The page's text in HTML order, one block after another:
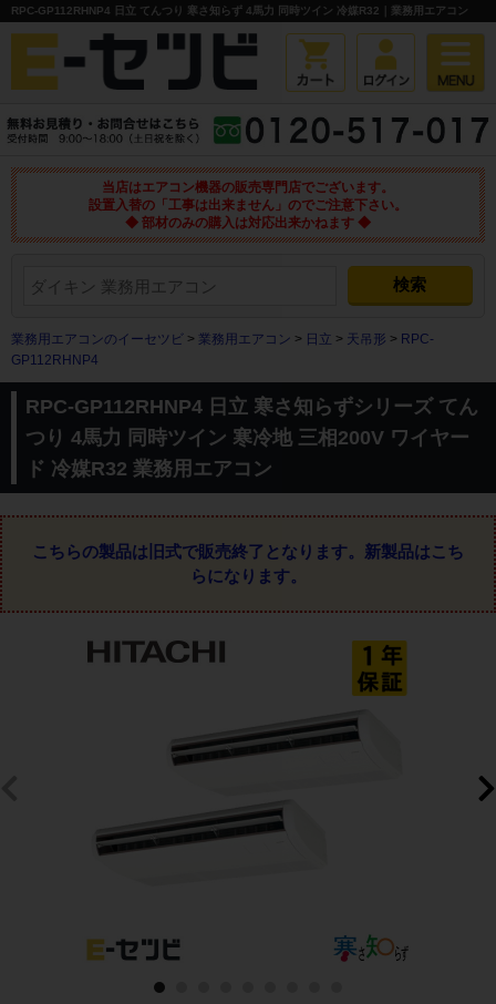
RPC-GP112RHNP4 日立 てんつり 寒さ知らず 4馬力 同時ツイン 冷媒R32｜業務用エアコン
当店はエアコン機器の販売専門店でございます。
設置入替の「工事は出来ません」のでご注意下さい。
◆ 部材のみの購入は対応出来かねます ◆
業務用エアコンのイーセツビ > 業務用エアコン > 日立 > 天吊形 > RPC-
GP112RHNP4
RPC-GP112RHNP4 日立 寒さ知らずシリーズ てん
つり 4馬力 同時ツイン 寒冷地 三相200V ワイヤー
ド 冷媒R32 業務用エアコン
こちらの製品は旧式で販売終了となります。 新製品はこち
らになります。